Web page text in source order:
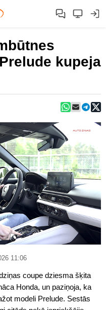
kupeja
| 9.jūnijs 2026 11:06
coupe dziesma šķita
Honda, un paziņoja, ka
modeli Prelude. Sestās